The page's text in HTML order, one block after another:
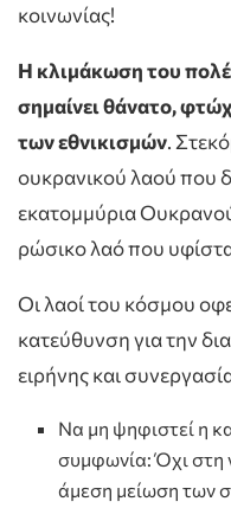
κοινωνίας!
Η κλιμάκωση του
σημαίνει θάνατο,
των εθνικισμών.
ουκρανικού λαού που
εκατομμύρια
ρώσικο λαό που
Οι λαοί του κόσμου
κατεύθυνση για την
ειρήνης και
Να μη ψηφιστεί η
συμφωνία: Όχι στη
άμεση μείωση των